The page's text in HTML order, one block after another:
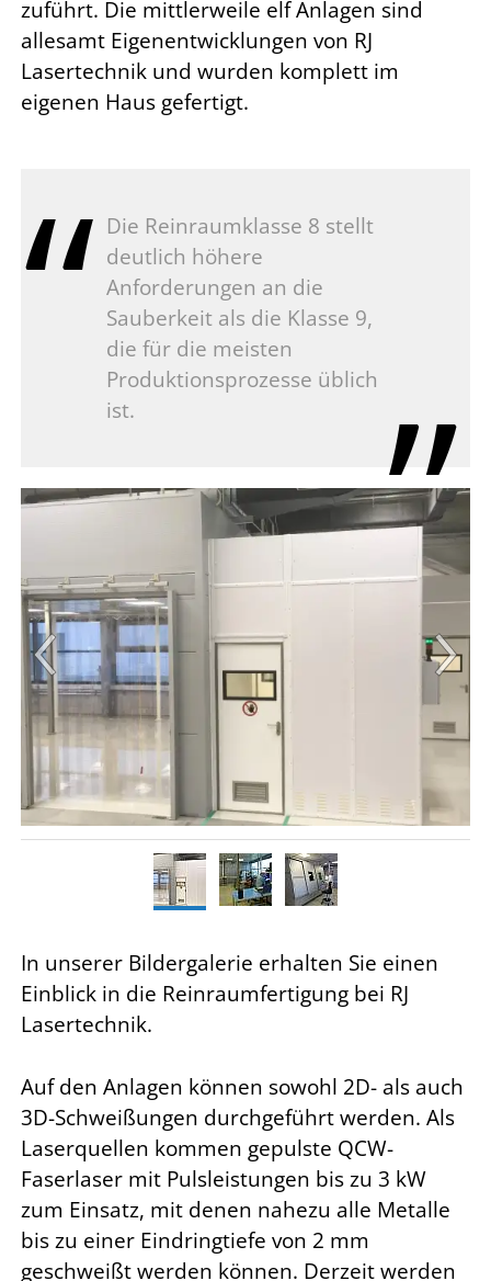
zuführt. Die mittlerweile elf Anlagen sind
allesamt Eigenentwicklungen von RJ
Lasertechnik und wurden komplett im
eigenen Haus gefertigt.
Die Reinraumklasse 8 stellt
deutlich höhere
Anforderungen an die
Sauberkeit als die Klasse 9,
die für die meisten
Produktionsprozesse üblich
ist.
In unserer Bildergalerie erhalten Sie einen
Einblick in die Reinraumfertigung bei RJ
Lasertechnik.
Auf den Anlagen können sowohl 2D- als auch
3D-Schweißungen durchgeführt werden. Als
Laserquellen kommen gepulste QCW-
Faserlaser mit Pulsleistungen bis zu 3 kW
zum Einsatz, mit denen nahezu alle Metalle
bis zu einer Eindringtiefe von 2 mm
geschweißt werden können. Derzeit werden